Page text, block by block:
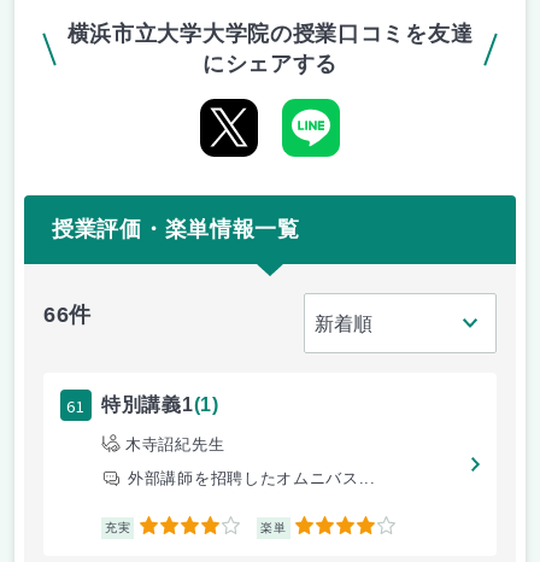
横浜市立大学大学院の授業口コミを友達
にシェアする
授業評価・楽単情報一覧
66件
61 特別講義1(1)
木寺詔紀先生
外部講師を招聘したオムニバス...
充実 4 楽単 4